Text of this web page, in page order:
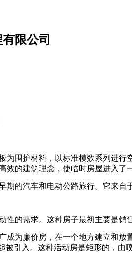
限公司
为围护材料，以标准模数系列进
效的建筑理念，使临时房屋进入
期的汽车和电动公路旅行。它来
性的需求。这种房子最初主要是
成为廉价房，在一个地方建立和
被引入。这种活动房是矩形的，